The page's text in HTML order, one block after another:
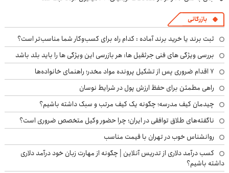
بازرگانی
ثبت برند یا خرید برند آماده : کدام راه برای کسب‌وکار شما مناسب‌تر است؟
بررسی ویژگی های فنی جرثقیل ها: هر بازرسی این ویژگی ها را باید بلد باشد
۷ اقدام ضروری پس از تشکیل پرونده مواد مخدر؛ راهنمای خانواده‌ها
راهی مطمئن برای حفظ ارزش پول در شرایط نوسان
چیدمان کیف مدرسه؛ چگونه یک کیف مرتب و سبک داشته باشیم؟
ناگفته‌های طلاق توافقی در ایران؛ چرا حضور وکیل متخصص ضروری است؟
روانشناس خوب در تهران با قیمت مناسب
کسب درآمد دلاری از تدریس آنلاین | چگونه از مهارت زبان خود درآمد دلاری
داشته باشیم؟